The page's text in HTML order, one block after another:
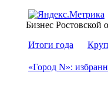
Бизнес Ростовской
Итоги года
«Город N»: